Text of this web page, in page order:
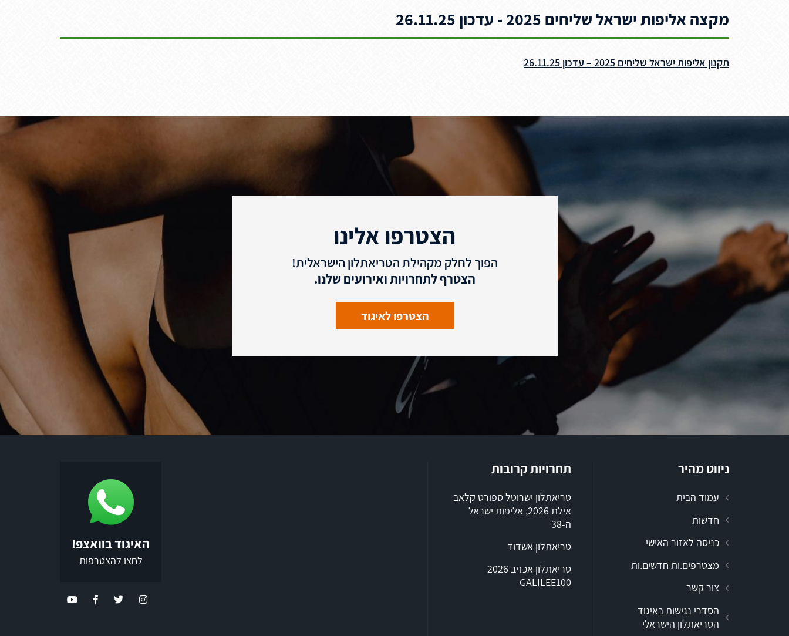
מקצה אליפות ישראל שליחים 2025 - עדכון 26.11.25
תקנון אליפות ישראל שליחים 2025 – עדכון 26.11.25
הצטרפו אלינו
הפוך לחלק מקהילת הטריאתלון הישראלית!
הצטרף לתחרויות ואירועים שלנו.
הצטרפו לאיגוד
ניווט מהיר
עמוד הבית
חדשות
כניסה לאזור האישי
מצטרפים.ות חדשים.ות
צור קשר
הסדרי נגישות באיגוד
הטריאתלון הישראלי
תחרויות קרובות
טריאתלון ישרוטל ספורט קלאב
אילת 2026, אליפות ישראל
ה-38
טריאתלון אשדוד
טריאתלון אכזיב 2026
GALILEE100
האיגוד בוואצפ!
לחצו להצטרפות